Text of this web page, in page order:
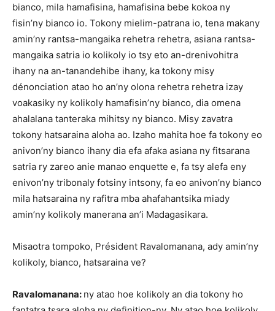
bianco, mila hamafisina, hamafisina bebe kokoa ny
fisin’ny bianco io. Tokony mielim-patrana io, tena makany
amin’ny rantsa-mangaika rehetra rehetra, asiana rantsa-
mangaika satria io kolikoly io tsy eto an-drenivohitra
ihany na an-tanandehibe ihany, ka tokony misy
dénonciation atao ho an’ny olona rehetra rehetra izay
voakasiky ny kolikoly hamafisin’ny bianco, dia omena
ahalalana tanteraka mihitsy ny bianco. Misy zavatra
tokony hatsaraina aloha ao. Izaho mahita hoe fa tokony eo
anivon’ny bianco ihany dia efa afaka asiana ny fitsarana
satria ry zareo anie manao enquette e, fa tsy alefa eny
enivon’ny tribonaly fotsiny intsony, fa eo anivon’ny bianco
mila hatsaraina ny rafitra mba ahafahantsika miady
amin’ny kolikoly manerana an’i Madagasikara.
Misaotra tompoko, Président Ravalomanana, ady amin’ny
kolikoly, bianco, hatsaraina ve?
Ravalomanana: ny atao hoe kolikoly an dia tokony ho